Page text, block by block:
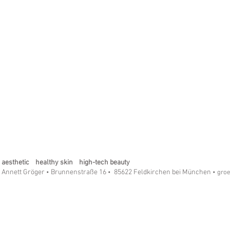
aesthetic healthy skin high-tech beauty
Annett Gröger • Brunnenstraße 16 • 85622 Feldkirchen bei München •